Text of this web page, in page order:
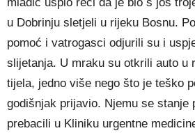
u Dobrinju sletjeli u rijeku Bosnu.
pomoć i vatrogasci odjurili su i
slijetanja. U mraku su otkrili auto u
tijela, jedno više nego što je teško
godišnjak prijavio. Njemu se stanje
prebacili u Kliniku urgentne